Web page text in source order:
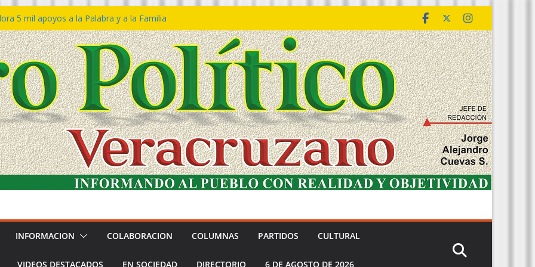
5 mil apoyos a la Palabra y a la Familia
Declaraciones de Procedencia en contra
𝙂𝙤𝙗𝙞𝙚𝙧𝙣𝙤 𝙙𝙚𝙡 𝙀𝙨𝙩𝙖𝙙𝙤 𝙖 𝙙𝙞𝙨𝙛𝙧𝙪𝙩𝙖𝙧
𝙙𝙚𝙡 𝙈𝙖𝙧 𝙚𝙣 𝘾𝙤𝙖𝙩𝙯𝙖𝙘𝙤𝙖𝙡𝙘𝙤𝙨
de policías con vocación de servicio y
SSP
rechaza acusaciones y asegura que
solicitud de desafuero
INFORMACION COLABORACION COLUMNAS PARTIDOS CULTURAL
VIDEOS DESTACADOS EN SOCIEDAD DIRECTORIO 6 DE AGOSTO DE 2026